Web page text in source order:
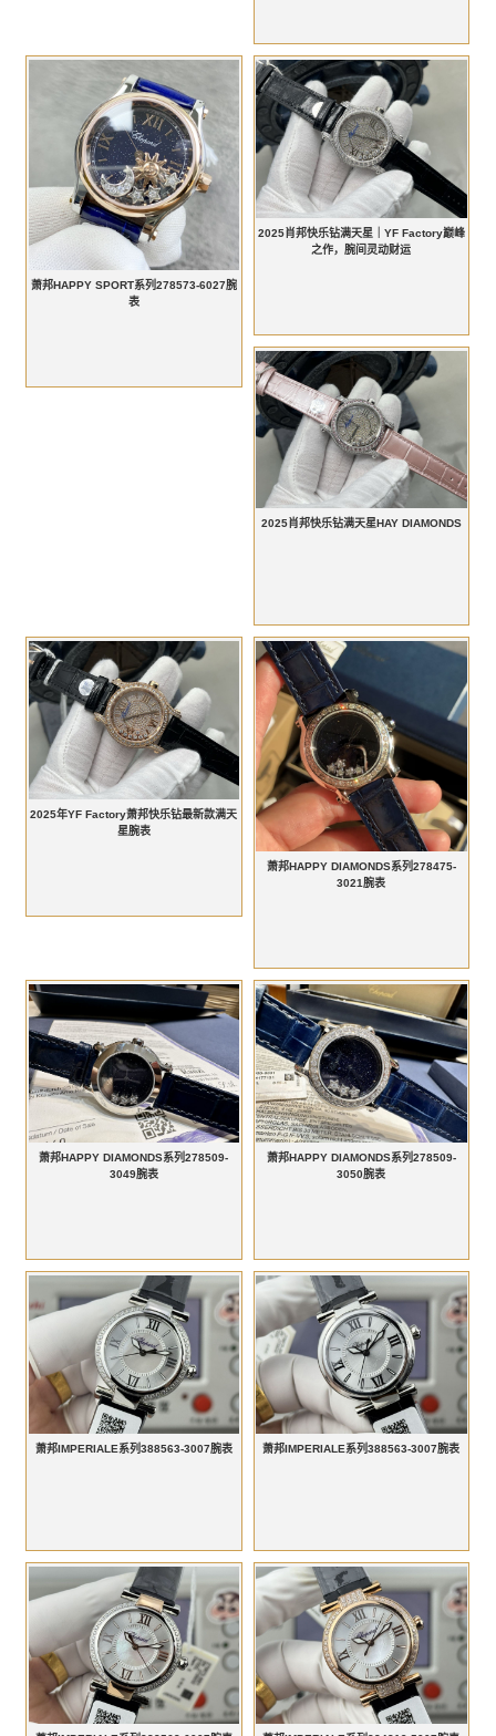
萧邦HAPPY SPORT系列278573-6027腕
表
2025肖邦快乐钻满天星｜YF Factory巅峰
之作，腕间灵动财运
2025肖邦快乐钻满天星HAY DIAMONDS
2025年YF Factory萧邦快乐钻最新款满天
星腕表
萧邦HAPPY DIAMONDS系列278475-
3021腕表
萧邦HAPPY DIAMONDS系列278509-
3049腕表
萧邦HAPPY DIAMONDS系列278509-
3050腕表
萧邦IMPERIALE系列388563-3007腕表 萧邦IMPERIALE系列388563-3007腕表